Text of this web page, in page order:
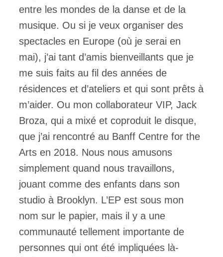
entre les mondes de la danse et de la
musique. Ou si je veux organiser des
spectacles en Europe (où je serai en
mai), j’ai tant d’amis bienveillants que je
me suis faits au fil des années de
résidences et d’ateliers et qui sont prêts à
m’aider. Ou mon collaborateur VIP, Jack
Broza, qui a mixé et coproduit le disque,
que j’ai rencontré au Banff Centre for the
Arts en 2018. Nous nous amusons
simplement quand nous travaillons,
jouant comme des enfants dans son
studio à Brooklyn. L’EP est sous mon
nom sur le papier, mais il y a une
communauté tellement importante de
personnes qui ont été impliquées là-